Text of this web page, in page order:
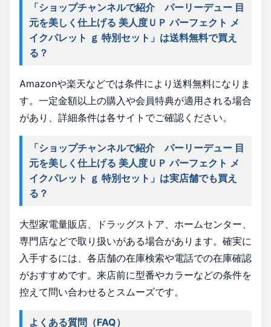
「ショップチャンネルで紹介 パーリーデュー 目
元を美しく仕上げる 美人度ＵＰ パーフェクト メ
イクパレット ｇ 特別セット」は送料無料で買え
る？
Amazonや楽天などでは条件により送料無料になりま
す。一定金額以上の購入や会員特典が適用される場合
があり、詳細条件は各サイトでご確認ください。
「ショップチャンネルで紹介 パーリーデュー 目
元を美しく仕上げる 美人度ＵＰ パーフェクト メ
イクパレット ｇ 特別セット」は実店舗でも買え
る？
大型家電量販店、ドラッグストア、ホームセンター、
専門店などで取り扱いがある場合があります。確実に
入手するには、各店舗の在庫検索や電話での在庫確認
がおすすめです。来店前に型番やカラーなどの条件を
控えて問い合わせるとスムーズです。
よくある質問（FAQ）